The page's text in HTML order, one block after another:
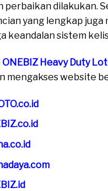
perbaikan dilakukan.
yang lengkap
keandalan sistem
ONEBIZ Heavy Duty
mengakses website